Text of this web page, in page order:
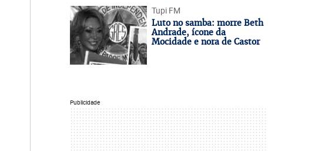
Tupi FM
Luto no samba: morre Beth
Andrade, ícone da
Mocidade e nora de Castor
Publicidade